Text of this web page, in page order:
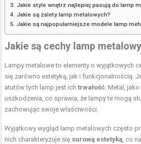
Jakie style wnętrz najlepiej pasują do lamp
Jakie są zalety lamp metalowych?
Jakie są najpopularniejsze modele lamp
Jakie są cechy lamp
Lampy metalowe to elementy o wyjątkowych
się zarówno estetyką, jak i funkcjonalnością.
atutów tych lamp jest ichtrwałość. Metal,
uszkodzenia, co sprawia, że lampy te mogą
zachowując swoje właściwości.
Wyjątkowy wygląd lamp metalowych często
nich charakteryzuje się surową estetyką, co